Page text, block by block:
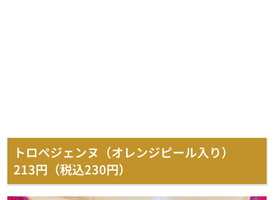
トロペジェンヌ（オレンジピール入り）
213円（税込230円）